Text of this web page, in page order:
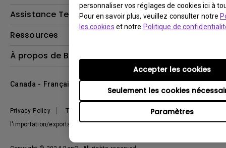
personnaliser vos réglages de cookies ici à
Pour en savoir plus, veuillez consulter notre
les cookies et notre Politique de
Paramètres
Seulement les cookies
Accepter les cookies
Éclairage
Haut-parleur
Business Display
Assistance Technique
Contactez-nous
Recycling
Ressources
Centre de connaissances
À propos de BenQ
Développement durable
Privacy Policy Terms of Use Notice
Conformité à
l'importation/exportation
Canada - Français